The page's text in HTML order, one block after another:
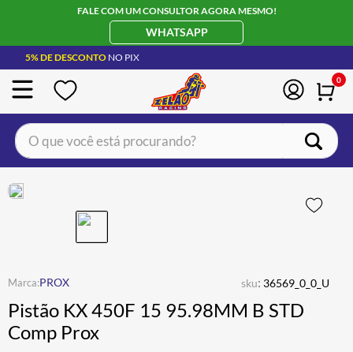
FALE COM UM CONSULTOR AGORA MESMO!
WHATSAPP
5% DE DESCONTO NO PIX
0
O que você está procurando?
PROX sku: 36569_0_0_U
Pistão KX 450F 15 95.98MM B STD
Comp Prox
BOTA
4º ÓCULOS SOLAR
5º LUVA
6º BAU